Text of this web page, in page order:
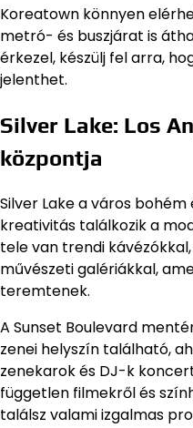
Koreatown könnyen
metró- és buszjárat is
érkezel, készülj fel arra,
jelenthet.
Silver Lake: Los
központja
Silver Lake a város
kreativitás találkozik a
tele van trendi
művészeti galériákkal,
teremtenek.
A Sunset Boulevard
zenei helyszín található,
zenekarok és DJ-k
független filmekről és
találsz valami izgalmas